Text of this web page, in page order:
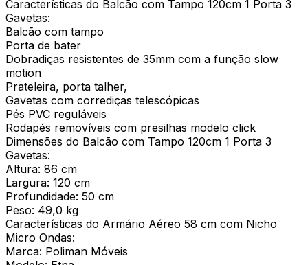
Características do Balcão com Tampo 120cm 1 Porta 3
Gavetas:
Balcão com tampo
Porta de bater
Dobradiças resistentes de 35mm com a função slow
motion
Prateleira, porta talher,
Gavetas com corrediças telescópicas
Pés PVC reguláveis
Rodapés removíveis com presilhas modelo click
Dimensões do Balcão com Tampo 120cm 1 Porta 3
Gavetas:
Altura: 86 cm
Largura: 120 cm
Profundidade: 50 cm
Peso: 49,0 kg
Características do Armário Aéreo 58 cm com Nicho
Micro Ondas:
Marca: Poliman Móveis